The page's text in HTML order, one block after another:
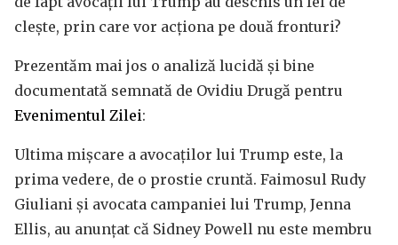
clește, prin care vor acționa pe două fronturi?
Prezentăm mai jos o analiză lucidă și bine
documentată semnată de Ovidiu Drugă pentru
Evenimentul Zilei:
Ultima mișcare a avocaților lui Trump este, la
prima vedere, de o prostie cruntă. Faimosul Rudy
Giuliani și avocata campaniei lui Trump, Jenna
Ellis, au anunțat că Sidney Powell nu este membru